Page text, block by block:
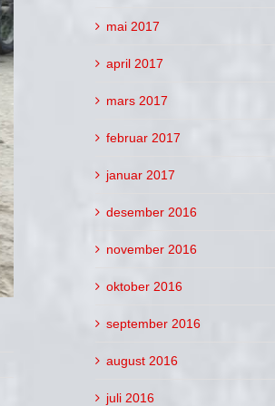
mai 2017
april 2017
mars 2017
februar 2017
januar 2017
desember 2016
november 2016
oktober 2016
september 2016
august 2016
juli 2016